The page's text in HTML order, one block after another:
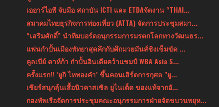
เออาร์ไอพี จับมือ สถาบัน ICTI และ ETDAจัดงาน “THAI...
สมาคมไทยธุรกิจการท่องเที่ยว (ATTA) จัดการประชุมสมา...
“เสริมศักดิ์” นำทีมบอร์ดอนุกรรมการมรดกโลกทางวัฒนธร...
แฟนกำปั้นเมืองพัทยาสุดคึกกับศึกมวยมันส์ชิงเข็มขัด ...
คูลเบีย์ ดาห์ก้า กำปั้นอินเดียคว้าแชมป์ WBA Asia S...
ครั้งแรก!! ‘ยูกิ ไหทองคำ’ ขึ้นคอนเสิร์ตการกุศล "ยู...
เชียร์สนุกลุ้นเสื้อนิวคาสเซิล ยูไนเต็ด ของแท้จากอั...
กองทัพเรือจัดการประชุมคณะอนุกรรมการฝ่ายจัดขบวนพยุห...